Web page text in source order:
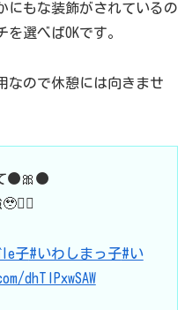
にもな装飾がされているの
選べばOKです。
なので休憩には向きませ
●🎀●
子#いわしまっ子#い
dhTIPxwSAW